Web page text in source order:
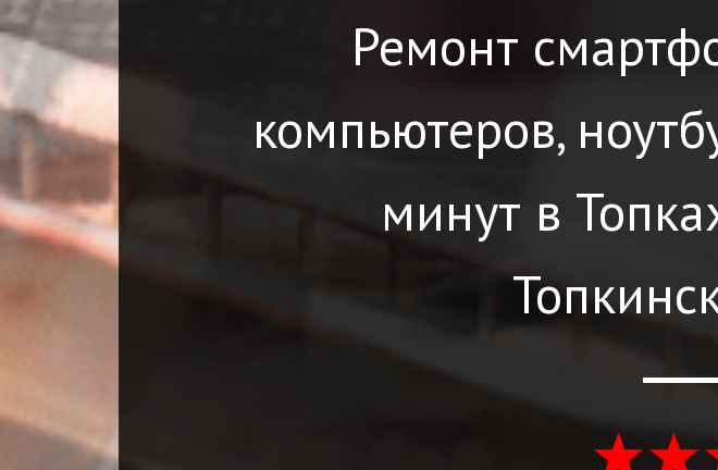
Ремонт
компьютеров,
минут в